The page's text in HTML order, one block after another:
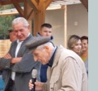
15.09.20185